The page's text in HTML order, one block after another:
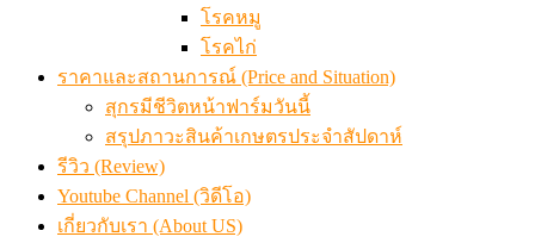
โรคหมู
โรคไก่
ราคาและสถานการณ์ (Price and Situation)
สุกรมีชีวิตหน้าฟาร์มวันนี้
สรุปภาวะสินค้าเกษตรประจำสัปดาห์
รีวิว (Review)
Youtube Channel (วิดีโอ)
เกี่ยวกับเรา (About US)